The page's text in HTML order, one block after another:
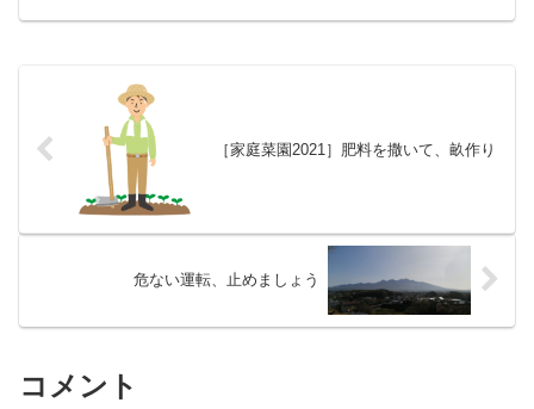
［家庭菜園2021］肥料を撒いて、畝作り
危ない運転、止めましょう
コメント